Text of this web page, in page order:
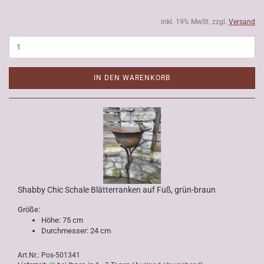
inkl. 19% MwSt. zzgl. Versand
IN DEN WARENKORB
Shabby Chic Schale Blätterranken auf Fuß, grün-braun
Größe:
Höhe: 75 cm
Durchmesser: 24 cm
Art.Nr.: Pos-501341